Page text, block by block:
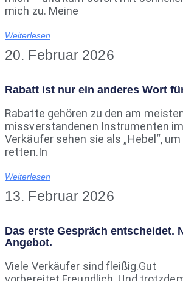
mich zu. Meine
Weiterlesen
20. Februar 2026
Rabatt ist nur ein anderes Wort
Rabatte gehören zu den am
missverstandenen Instrumenten
Verkäufer sehen sie als „Hebel“,
retten.In
Weiterlesen
13. Februar 2026
Das erste Gespräch entscheidet.
Angebot.
Viele Verkäufer sind fleißig.Gut